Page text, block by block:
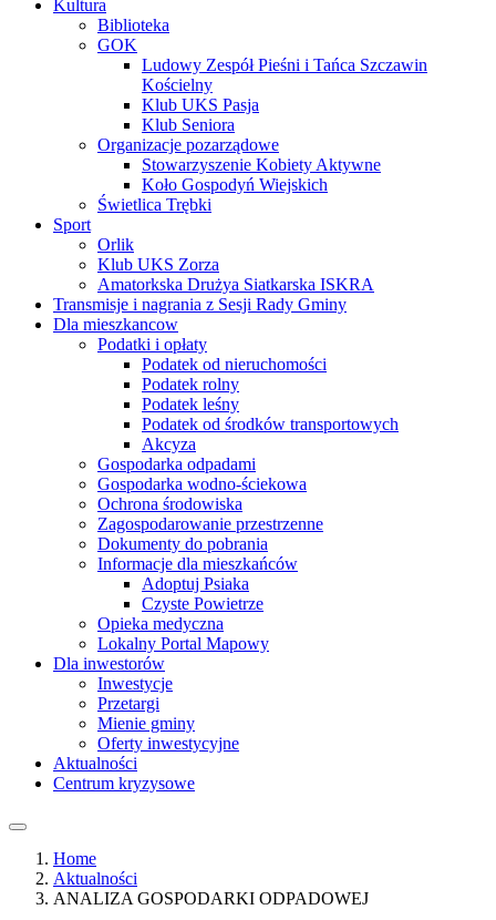
Kultura
Biblioteka
GOK
Ludowy Zespół Pieśni i Tańca Szczawin
Kościelny
Klub UKS Pasja
Klub Seniora
Organizacje pozarządowe
Stowarzyszenie Kobiety Aktywne
Koło Gospodyń Wiejskich
Świetlica Trębki
Sport
Orlik
Klub UKS Zorza
Amatorkska Drużya Siatkarska ISKRA
Transmisje i nagrania z Sesji Rady Gminy
Dla mieszkancow
Podatki i opłaty
Podatek od nieruchomości
Podatek rolny
Podatek leśny
Podatek od środków transportowych
Akcyza
Gospodarka odpadami
Gospodarka wodno-ściekowa
Ochrona środowiska
Zagospodarowanie przestrzenne
Dokumenty do pobrania
Informacje dla mieszkańców
Adoptuj Psiaka
Czyste Powietrze
Opieka medyczna
Lokalny Portal Mapowy
Dla inwestorów
Inwestycje
Przetargi
Mienie gminy
Oferty inwestycyjne
Aktualności
Centrum kryzysowe
Home
Aktualności
ANALIZA GOSPODARKI ODPADOWEJ